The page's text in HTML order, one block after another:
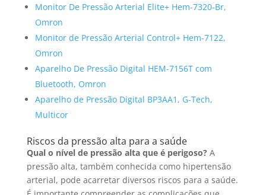
Monitor De Pressão Arterial Elite+ Hem-7320-Br,
Omron
Monitor de Pressão Arterial Control+ Hem-7122,
Omron
Aparelho De Pressão Digital HEM-7156T com
Bluetooth, Omron
Aparelho de Pressão Digital BP3AA1, G-Tech,
Multicor
Riscos da pressão alta para a saúde
Qual o nível de pressão alta que é perigoso? A
pressão alta, também conhecida como hipertensão
arterial, pode acarretar diversos riscos para a saúde.